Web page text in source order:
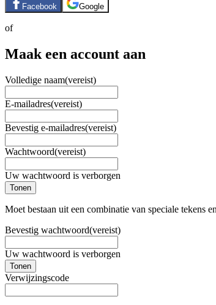
Facebook Google
of
Maak een account aan
Volledige naam(vereist)
E-mailadres(vereist)
Bevestig e-mailadres(vereist)
Wachtwoord(vereist)
Uw wachtwoord is verborgen
Tonen
Moet bestaan uit een combinatie van speciale tekens
Bevestig wachtwoord(vereist)
Uw wachtwoord is verborgen
Tonen
Verwijzingscode